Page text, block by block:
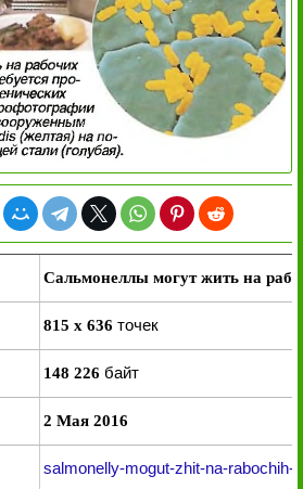
Сальмонеллы могут жить на
815 x 636 точек
148 226 байт
2 Мая 2016
salmonelly-mogut-zhit-na-rabochih-